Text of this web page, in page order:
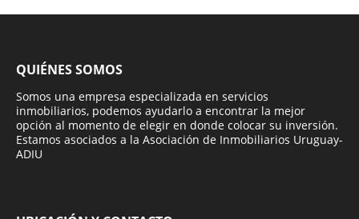
QUIÉNES SOMOS
Somos una empresa especializada en servicios
inmobiliarios, podemos ayudarlo a encontrar la mejor
opción al momento de elegir en donde colocar su inversión.
Estamos asociados a la Asociación de Inmobiliarios Uruguay-
ADIU